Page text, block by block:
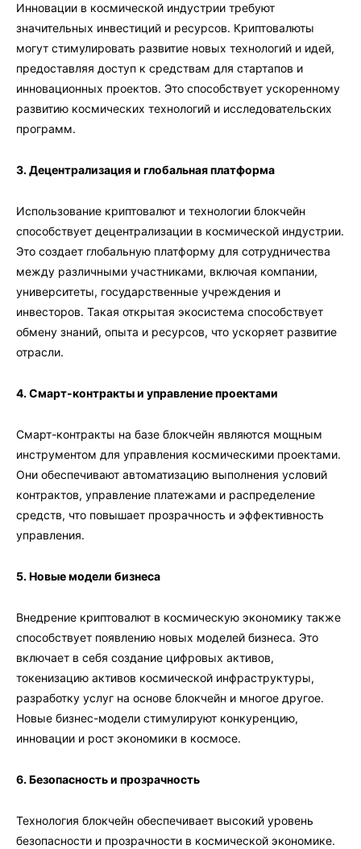
Инновации в космической индустрии требуют
значительных инвестиций и ресурсов. Криптовалюты
могут стимулировать развитие новых технологий и идей,
предоставляя доступ к средствам для стартапов и
инновационных проектов. Это способствует ускоренному
развитию космических технологий и исследовательских
программ.
3. Децентрализация и глобальная платформа
Использование криптовалют и технологии блокчейн
способствует децентрализации в космической индустрии.
Это создает глобальную платформу для сотрудничества
между различными участниками, включая компании,
университеты, государственные учреждения и
инвесторов. Такая открытая экосистема способствует
обмену знаний, опыта и ресурсов, что ускоряет развитие
отрасли.
4. Смарт-контракты и управление проектами
Смарт-контракты на базе блокчейн являются мощным
инструментом для управления космическими проектами.
Они обеспечивают автоматизацию выполнения условий
контрактов, управление платежами и распределение
средств, что повышает прозрачность и эффективность
управления.
5. Новые модели бизнеса
Внедрение криптовалют в космическую экономику также
способствует появлению новых моделей бизнеса. Это
включает в себя создание цифровых активов,
токенизацию активов космической инфраструктуры,
разработку услуг на основе блокчейн и многое другое.
Новые бизнес-модели стимулируют конкуренцию,
инновации и рост экономики в космосе.
6. Безопасность и прозрачность
Технология блокчейн обеспечивает высокий уровень
безопасности и прозрачности в космической экономике.